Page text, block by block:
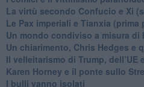
​La virtù secondo Confucio e Xi
Le Pax imperiali e Tianxia (prima
Un mondo condiviso a misura di
​Un chiarimento, Chris Hedges e
Il velleitarismo di Trump, dell’UE
​Karen Horney e il ponte sullo
​I bulli vanno isolati